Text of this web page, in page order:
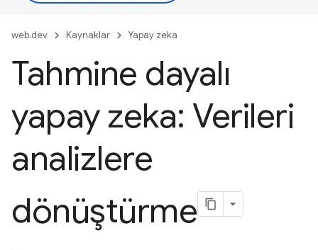
web.dev Kaynaklar Yapay zeka
Tahmine dayalı
yapay zeka: Verileri
analizlere
dönüştürme